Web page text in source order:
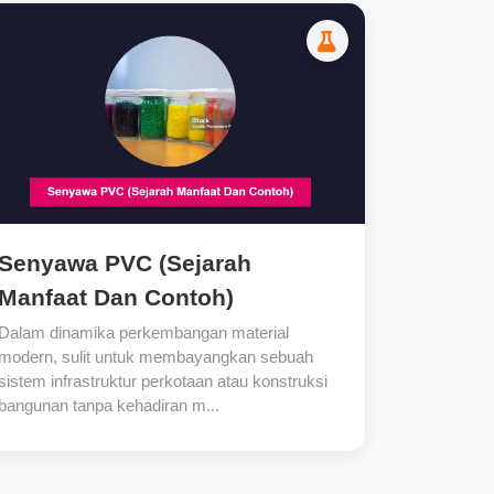
PVC (Sejarah
Manfaat Dan Contoh)
Dalam dinamika perkembangan material
modern, sulit untuk membayangkan sebuah
infrastruktur perkotaan atau konstruksi
bangunan tanpa kehadiran m...